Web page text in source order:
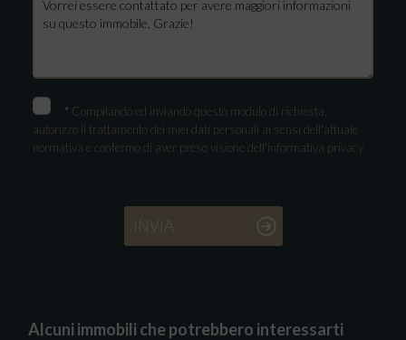
* Compilando ed inviando questo modulo di richiesta,
autorizzo il trattamento dei miei dati personali ai sensi dell'attuale
normativa e confermo di aver preso visione dell'informativa privacy.
INVIA
Alcuni immobili che potrebbero interessarti